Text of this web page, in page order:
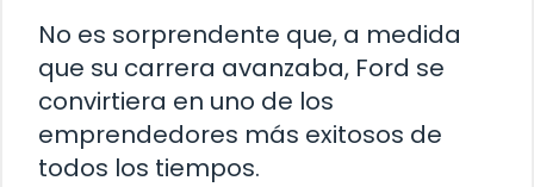
No es sorprendente que, a medida
que su carrera avanzaba, Ford se
convirtiera en uno de los
emprendedores más exitosos de
todos los tiempos.